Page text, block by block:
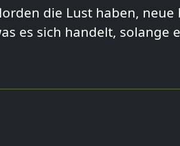
die Lust haben, neue
es sich handelt, solange